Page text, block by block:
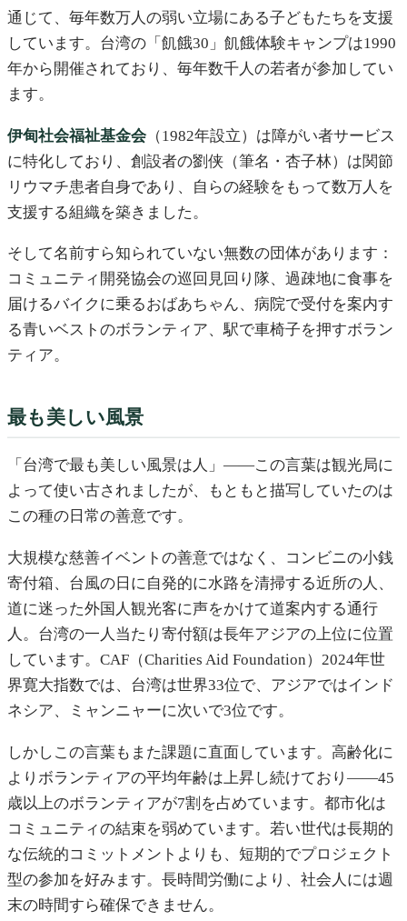
通じて、毎年数万人の弱い立場にある子どもたちを支援
しています。台湾の「飢餓30」飢餓体験キャンプは1990
年から開催されており、毎年数千人の若者が参加してい
ます。
伊甸社会福祉基金会 （1982年設立）は障がい者サービス
に特化しており、創設者の劉侠（筆名・杏子林）は関節
リウマチ患者自身であり、自らの経験をもって数万人を
支援する組織を築きました。
そして名前すら知られていない無数の団体があります：
コミュニティ開発協会の巡回見回り隊、過疎地に食事を
届けるバイクに乗るおばあちゃん、病院で受付を案内す
る青いベストのボランティア、駅で車椅子を押すボラン
ティア。
最も美しい風景
「台湾で最も美しい風景は人」——この言葉は観光局に
よって使い古されましたが、もともと描写していたのは
この種の日常の善意です。
大規模な慈善イベントの善意ではなく、コンビニの小銭
寄付箱、台風の日に自発的に水路を清掃する近所の人、
道に迷った外国人観光客に声をかけて道案内する通行
人。台湾の一人当たり寄付額は長年アジアの上位に位置
しています。CAF（Charities Aid Foundation）2024年世
界寛大指数では、台湾は世界33位で、アジアではインド
ネシア、ミャンニャーに次いで3位です。
しかしこの言葉もまた課題に直面しています。高齢化に
よりボランティアの平均年齢は上昇し続けており——45
歳以上のボランティアが7割を占めています。都市化は
コミュニティの結束を弱めています。若い世代は長期的
な伝統的コミットメントよりも、短期的でプロジェクト
型の参加を好みます。長時間労働により、社会人には週
末の時間すら確保できません。